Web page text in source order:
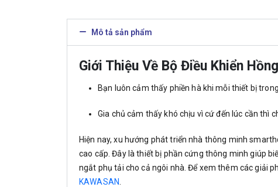
Mô tả sản phẩm
Giới Thiệu Về Bộ Điều Khiển
Bạn luôn cảm thấy phiền hà khi mỗi thiết bị
Gia chủ cảm thấy khó chịu vì cứ đến lúc cần thì
Hiện nay, xu hướng phát triển nhà thông minh
cao cấp. Đây là thiết bị phần cứng thông minh giúp
ngắt phụ tải cho cả ngôi nhà. Để xem thêm các giải
KAWASAN